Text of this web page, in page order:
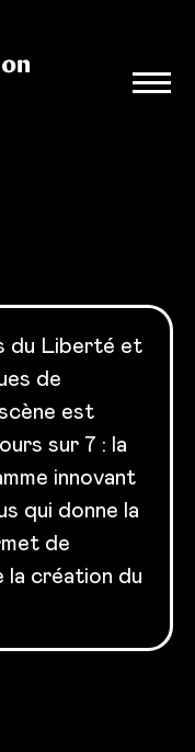
du Liberté et
de
est
sur 7 : la
innovant
qui donne la
de
la création du